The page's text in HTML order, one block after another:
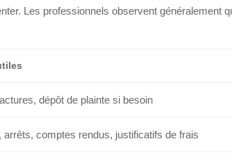
Les professionnels observent généralement
dépôt de plainte si besoin
arrêts, comptes rendus, justificatifs de frais